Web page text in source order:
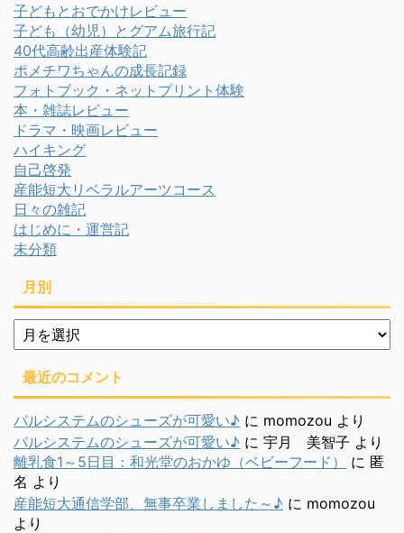
子どもとおでかけレビュー
子ども（幼児）とグアム旅行記
40代高齢出産体験記
ポメチワちゃんの成長記録
フォトブック・ネットプリント体験
本・雑誌レビュー
ドラマ・映画レビュー
ハイキング
自己啓発
産能短大リベラルアーツコース
日々の雑記
はじめに・運営記
未分類
月別
月
別
最近のコメント
パルシステムのシューズが可愛い♪ に momozou より
パルシステムのシューズが可愛い♪ に 宇月 美智子 より
離乳食1～5日目：和光堂のおかゆ（ベビーフード）
に 匿
名 より
産能短大通信学部、無事卒業しました～♪ に momozou
より